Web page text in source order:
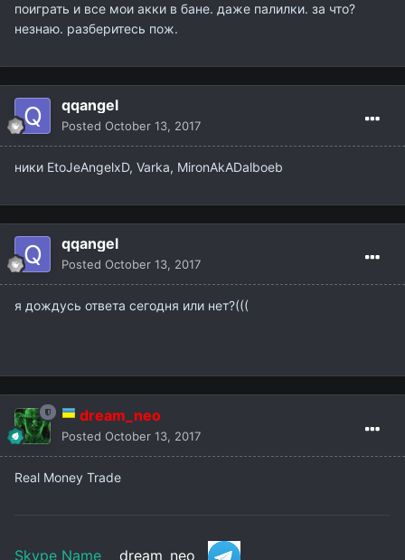
поиграть и все мои акки в бане. даже палилки. за что?
незнаю. разберитесь пож.
qqangel
Posted October 13, 2017
ники EtoJeAngelxD, Varka, MironAkADalboeb
qqangel
Posted October 13, 2017
я дождусь ответа сегодня или нет?(((
dream_neo
Posted October 13, 2017
Real Money Trade
Skype Name dream_neo